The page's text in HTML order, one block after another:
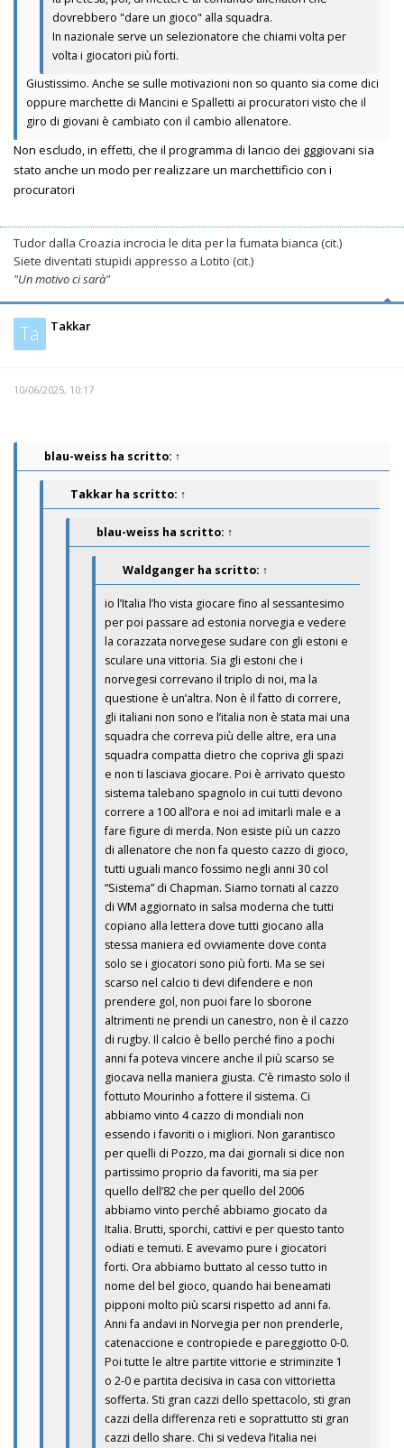
dovrebbero "dare un gioco" alla squadra.
In nazionale serve un selezionatore che chiami volta per
volta i giocatori più forti.
Giustissimo. Anche se sulle motivazioni non so quanto sia come dici
oppure marchette di Mancini e Spalletti ai procuratori visto che il
giro di giovani è cambiato con il cambio allenatore.
Non escludo, in effetti, che il programma di lancio dei gggiovani sia
stato anche un modo per realizzare un marchettificio con i
procuratori
Tudor dalla Croazia incrocia le dita per la fumata bianca (cit.)
Siete diventati stupidi appresso a Lotito (cit.)
"Un motivo ci sarà"
Ta Takkar
10/06/2025, 10:17
blau-weiss ha scritto: ↑
Takkar ha scritto: ↑
blau-weiss ha scritto: ↑
Waldganger ha scritto: ↑
io l’Italia l’ho vista giocare fino al sessantesimo
per poi passare ad estonia norvegia e vedere
la corazzata norvegese sudare con gli estoni e
sculare una vittoria. Sia gli estoni che i
norvegesi correvano il triplo di noi, ma la
questione è un’altra. Non è il fatto di correre,
gli italiani non sono e l’italia non è stata mai una
squadra che correva più delle altre, era una
squadra compatta dietro che copriva gli spazi
e non ti lasciava giocare. Poi è arrivato questo
sistema talebano spagnolo in cui tutti devono
correre a 100 all’ora e noi ad imitarli male e a
fare figure di merda. Non esiste più un cazzo
di allenatore che non fa questo cazzo di gioco,
tutti uguali manco fossimo negli anni 30 col
“Sistema” di Chapman. Siamo tornati al cazzo
di WM aggiornato in salsa moderna che tutti
copiano alla lettera dove tutti giocano alla
stessa maniera ed ovviamente dove conta
solo se i giocatori sono più forti. Ma se sei
scarso nel calcio ti devi difendere e non
prendere gol, non puoi fare lo sborone
altrimenti ne prendi un canestro, non è il cazzo
di rugby. Il calcio è bello perché fino a pochi
anni fa poteva vincere anche il più scarso se
giocava nella maniera giusta. C’è rimasto solo il
fottuto Mourinho a fottere il sistema. Ci
abbiamo vinto 4 cazzo di mondiali non
essendo i favoriti o i migliori. Non garantisco
per quelli di Pozzo, ma dai giornali si dice non
partissimo proprio da favoriti, ma sia per
quello dell’82 che per quello del 2006
abbiamo vinto perché abbiamo giocato da
Italia. Brutti, sporchi, cattivi e per questo tanto
odiati e temuti. E avevamo pure i giocatori
forti. Ora abbiamo buttato al cesso tutto in
nome del bel gioco, quando hai beneamati
pipponi molto più scarsi rispetto ad anni fa.
Anni fa andavi in Norvegia per non prenderle,
catenaccione e contropiede e pareggiotto 0-0.
Poi tutte le altre partite vittorie e striminzite 1
o 2-0 e partita decisiva in casa con vittorietta
sofferta. Sti gran cazzi dello spettacolo, sti gran
cazzi della differenza reti e soprattutto sti gran
cazzi dello share. Chi si vedeva l’italia nei